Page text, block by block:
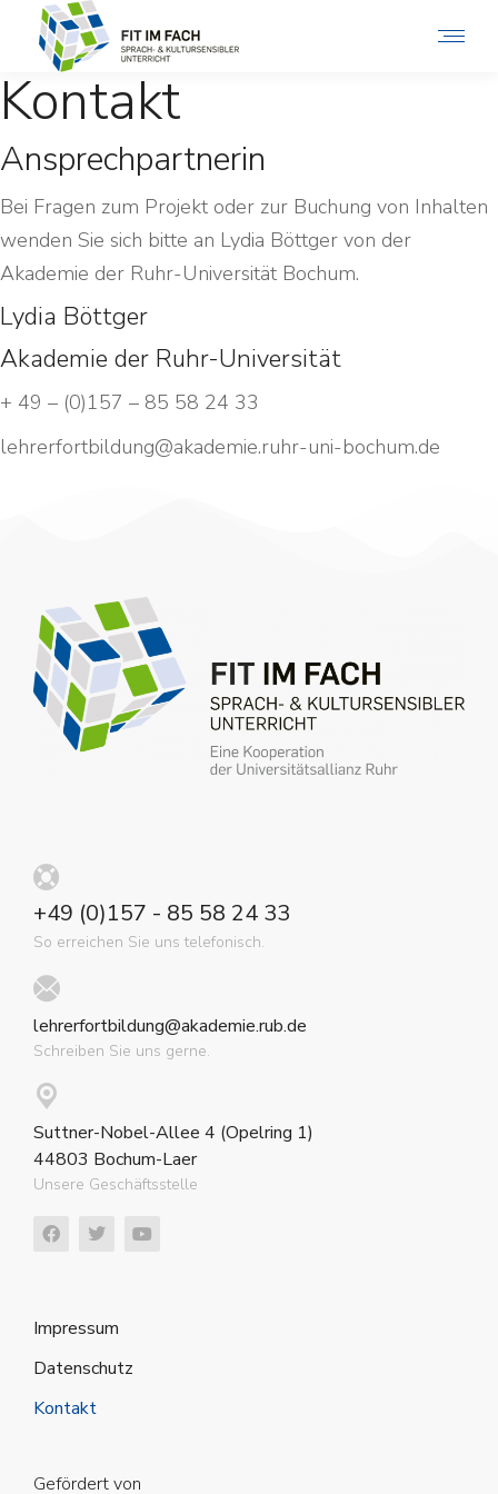
Kontakt
Ansprechpartnerin
Bei Fragen zum Projekt oder zur Buchung von Inhalten
wenden Sie sich bitte an Lydia Böttger von der
Akademie der Ruhr-Universität Bochum.
Lydia Böttger
Akademie der Ruhr-Universität
+ 49 – (0)157 – 85 58 24 33
lehrerfortbildung@akademie.ruhr-uni-bochum.de
+49 (0)157 - 85 58 24 33
So erreichen Sie uns telefonisch.
lehrerfortbildung@akademie.rub.de
Schreiben Sie uns gerne.
Suttner-Nobel-Allee 4 (Opelring 1)
44803 Bochum-Laer
Unsere Geschäftsstelle
Impressum
Datenschutz
Kontakt
Gefördert von